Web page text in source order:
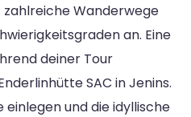
zahlreiche Wanderwege
an. Eine
deiner Tour
SAC in Jenins.
einlegen und die idyllische